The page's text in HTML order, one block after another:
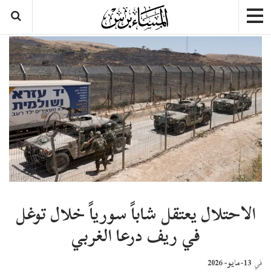
الاحتلال يعتقل شاباً سورياً خلال توغل
في ريف درعا الغربي
في 13-مايو- 2026